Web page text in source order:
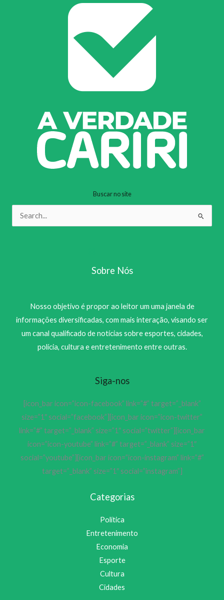
Buscar no site
Pesquisar
Sobre Nós
Nosso objetivo é propor ao leitor um uma janela de
informações diversificadas, com mais interação, visando ser
um canal qualificado de notícias sobre esportes, cidades,
polícia, cultura e entretenimento entre outras.
Siga-nos
[icon_bar icon=”icon-facebook” link=”#” target=”_blank”
size=”1″ social=”facebook”][icon_bar icon=”icon-twitter”
link=”#” target=”_blank” size=”1″ social=”twitter”][icon_bar
icon=”icon-youtube” link=”#” target=”_blank” size=”1″
social=”youtube”][icon_bar icon=”icon-instagram” link=”#”
target=”_blank” size=”1″ social=”instagram”]
Categorias
Política
Entretenimento
Economia
Esporte
Cultura
Cidades